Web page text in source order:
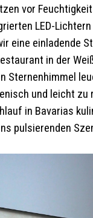
vor
LED-
eine einladende
in der
Sternenhimmel
und leicht zu
in Bavarias
pulsierenden